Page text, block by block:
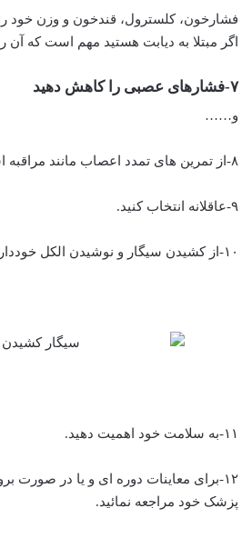
فشارخون، کلسترول، قندخون و وزن خود را
اگر مبتلا به دیابت هستید مهم است که آن
۷-فشارهای عصبی را کاهش دهید
و……
۸-از تمرین های تمدد اعصاب مانند مراقبه استفاده کنید.
۹-عاقلانه انتخاب کنید.
۱۰-از کشیدن سیگار و نوشیدن الکل خودداری نمائید.
۱۱-به سلامت خود اهمیت دهید.
۱۲-برای معاینات دوره ای و یا در صورت
پزشک خود مراجعه نمائید.